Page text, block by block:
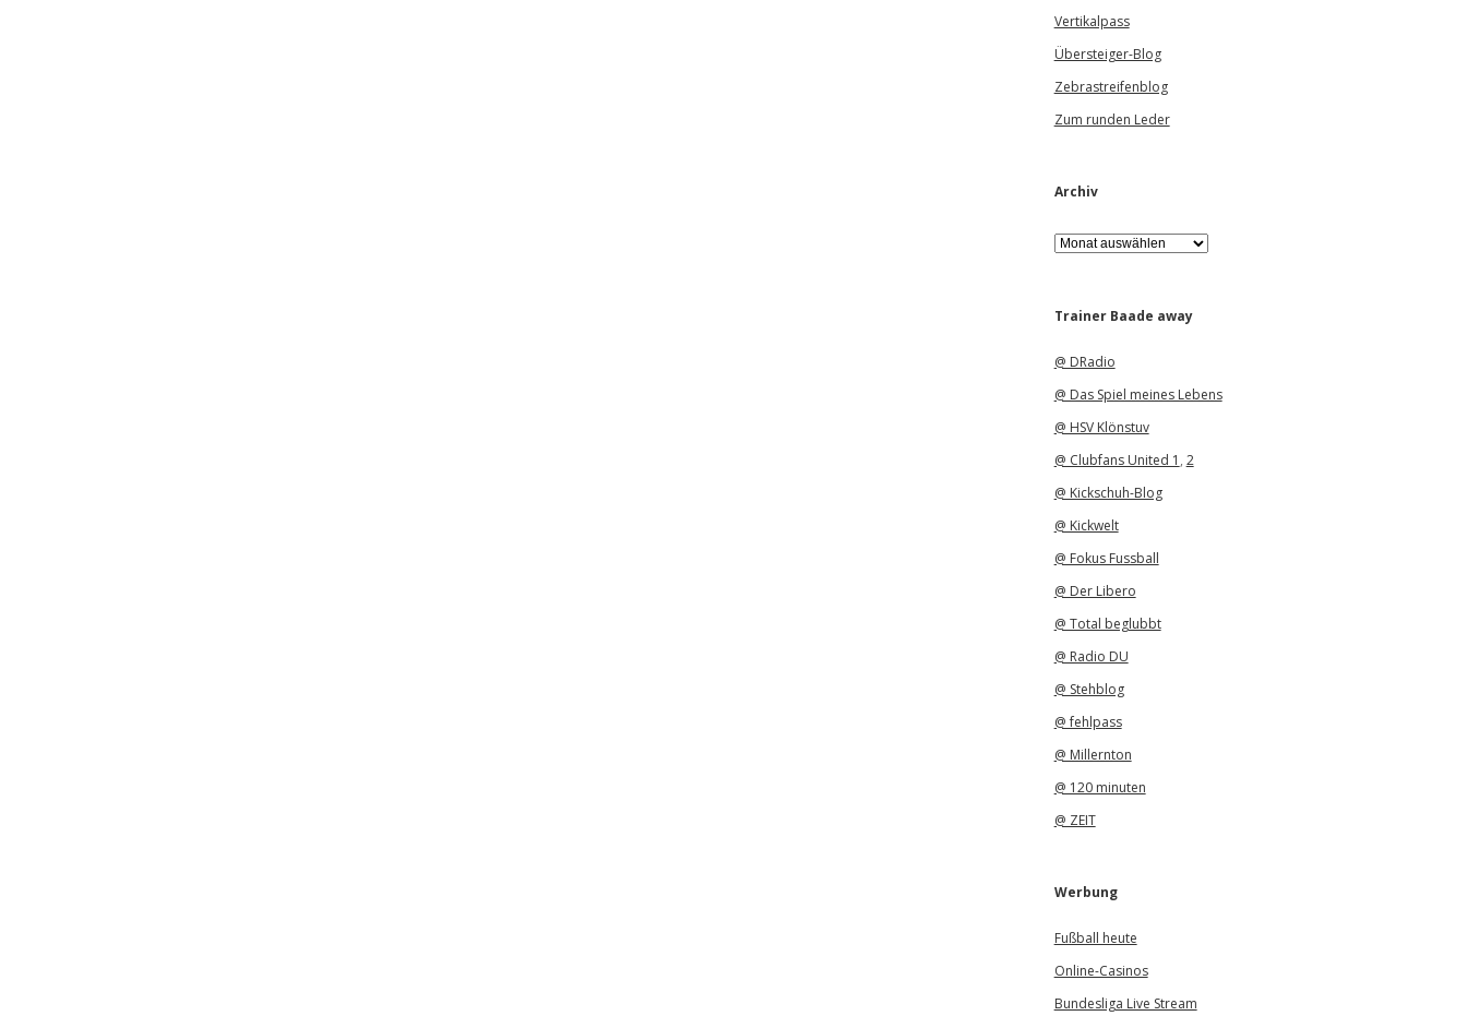
Vertikalpass
Übersteiger-Blog
Zebrastreifenblog
Zum runden Leder
Archiv
A
r
iTrainer Baade away
@ DRadio
@ Das Spiel meines Lebens
@ HSV Klönstuv
@ Clubfans United 1 , 2
@ Kickschuh-Blog
@ Kickwelt
@ Fokus Fussball
@ Der Libero
@ Total beglubbt
@ Radio DU
@ Stehblog
@ fehlpass
@ Millernton
@ 120 minuten
@ ZEIT
Werbung
Fußball heute
Online-Casinos
Bundesliga Live Stream